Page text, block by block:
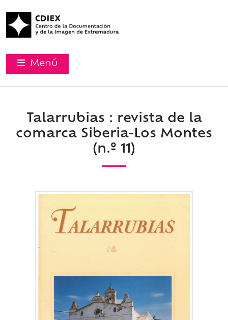
Menú
Talarrubias : revista de la
comarca Siberia-Los Montes
(n.º 11)